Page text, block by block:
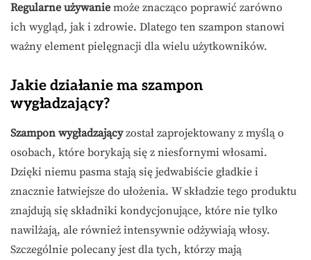
Regularne używanie może znacząco poprawić zarówno
ich wygląd, jak i zdrowie. Dlatego ten szampon stanowi
ważny element pielęgnacji dla wielu użytkowników.
Jakie działanie ma szampon
wygładzający?
Szampon wygładzającyzostał zaprojektowany z myślą o
osobach, które borykają się z niesfornymi włosami.
Dzięki niemu pasma stają się jedwabiście gładkie i
znacznie łatwiejsze do ułożenia. W składzie tego produktu
znajdują się składniki kondycjonujące, które nie tylko
nawilżają, ale również intensywnie odżywiają włosy.
Szczególnie polecany jest dla tych, którzy mają